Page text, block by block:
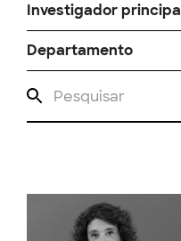
Investigador principal
Departamento